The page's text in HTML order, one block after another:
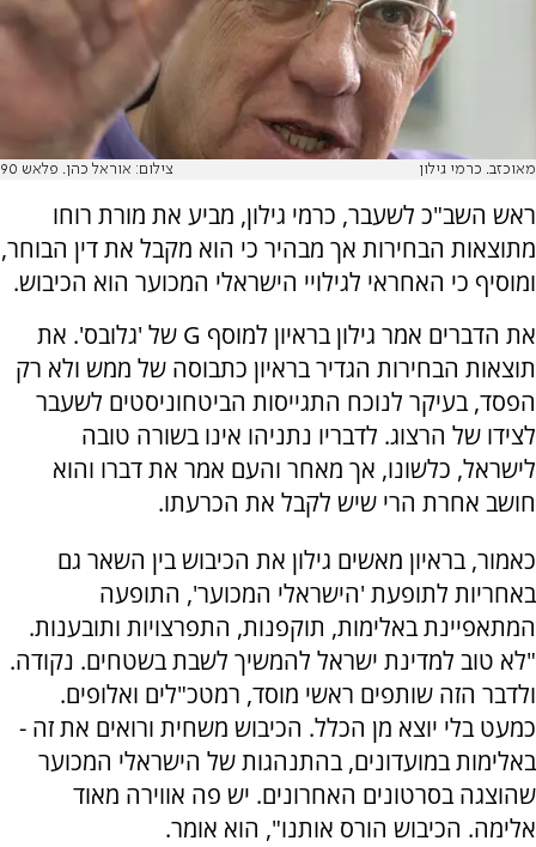
מאוכזב. כרמי גילון צילום: אוראל כהן. פלאש 90
ראש השב"כ לשעבר, כרמי גילון, מביע את מורת רוחו
מתוצאות הבחירות אך מבהיר כי הוא מקבל את דין הבוחר,
ומוסיף כי האחראי לגילויי הישראלי המכוער הוא הכיבוש.
את הדברים אמר גילון בראיון למוסף G של 'גלובס'. את
תוצאות הבחירות הגדיר בראיון כתבוסה של ממש ולא רק
הפסד, בעיקר לנוכח התגייסות הביטחוניסטים לשעבר
לצידו של הרצוג. לדבריו נתניהו אינו בשורה טובה
לישראל, כלשונו, אך מאחר והעם אמר את דברו והוא
חושב אחרת הרי שיש לקבל את הכרעתו.
כאמור, בראיון מאשים גילון את הכיבוש בין השאר גם
באחריות לתופעת 'הישראלי המכוער', התופעה
המתאפיינת באלימות, תוקפנות, התפרצויות ותובענות.
"לא טוב למדינת ישראל להמשיך לשבת בשטחים. נקודה.
ולדבר הזה שותפים ראשי מוסד, רמטכ"לים ואלופים.
כמעט בלי יוצא מן הכלל. הכיבוש משחית ורואים את זה -
באלימות במועדונים, בהתנהגות של הישראלי המכוער
שהוצגה בסרטונים האחרונים. יש פה אווירה מאוד
אלימה. הכיבוש הורס אותנו", הוא אומר.